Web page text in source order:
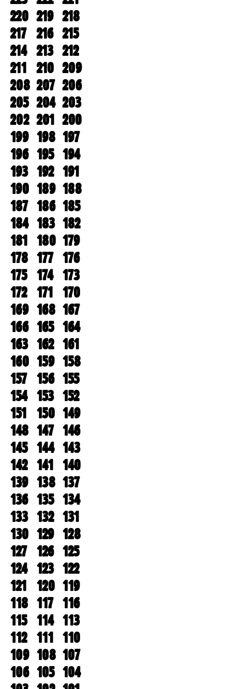
220 219 218
217 216 215
214 213 212
211 210 209
208 207 206
205 204 203
202 201 200
199 198 197
196 195 194
193 192 191
190 189 188
187 186 185
184 183 182
181 180 179
178 177 176
175 174 173
172 171 170
169 168 167
166 165 164
163 162 161
160 159 158
157 156 155
154 153 152
151
150 149
148 147 146
145 144 143
142 141 140
139 138 137
136 135 134
133 132 131
130 129 128
127 126 125
124 123 122
121
120 119
118 117 116
115 114 113
112 111 110
109 108 107
106 105 104